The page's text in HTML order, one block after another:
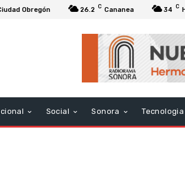
Obregón 26.2 C Cananea 34 C
Social Sonora Tecnologia